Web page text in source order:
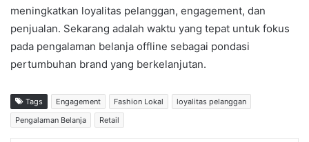
meningkatkan loyalitas pelanggan, engagement, dan
penjualan. Sekarang adalah waktu yang tepat untuk fokus
pada pengalaman belanja offline sebagai pondasi
pertumbuhan brand yang berkelanjutan.
Tags Engagement Fashion Lokal
loyalitas pelanggan
Pengalaman Belanja
Retail